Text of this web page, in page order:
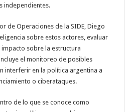
independientes.
de Operaciones de la SIDE, Diego
sobre estos actores, evaluar
sobre la estructura
el monitoreo de posibles
interferir en la política argentina a
o ciberataques.
de lo que se conoce como